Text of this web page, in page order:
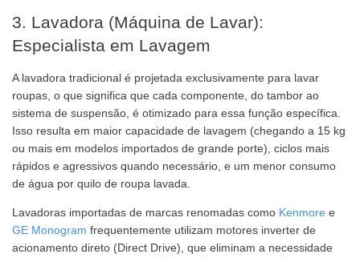
3. Lavadora (Máquina de Lavar):
Especialista em Lavagem
A lavadora tradicional é projetada exclusivamente para lavar
roupas, o que significa que cada componente, do tambor ao
sistema de suspensão, é otimizado para essa função específica.
Isso resulta em maior capacidade de lavagem (chegando a 15 kg
ou mais em modelos importados de grande porte), ciclos mais
rápidos e agressivos quando necessário, e um menor consumo
de água por quilo de roupa lavada.
Lavadoras importadas de marcas renomadas como Kenmore e
GE Monogram frequentemente utilizam motores inverter de
acionamento direto (Direct Drive), que eliminam a necessidade